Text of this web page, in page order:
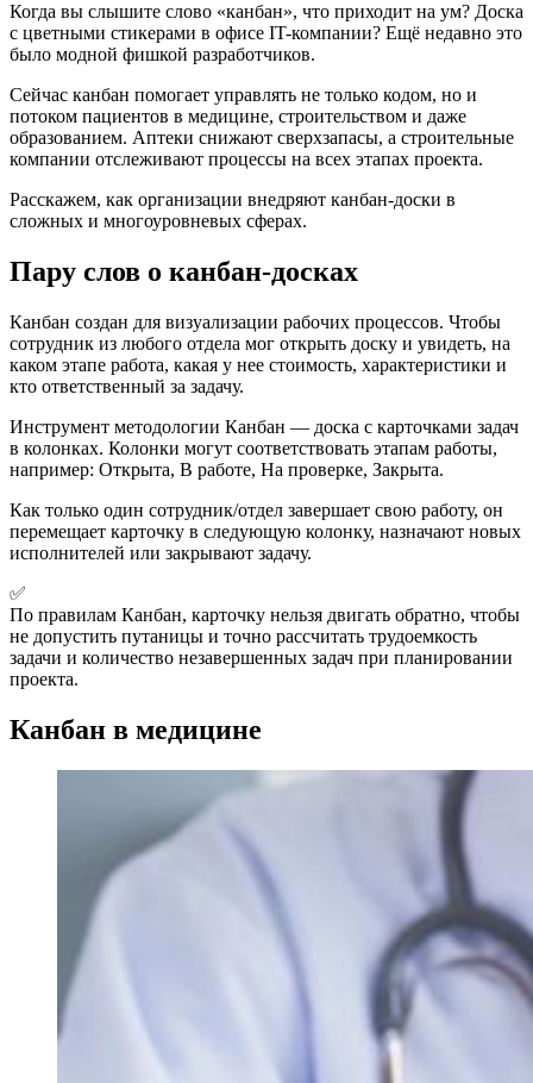
Когда вы слышите слово «канбан», что приходит на ум? Доска
с цветными стикерами в офисе IT-компании? Ещё недавно это
было модной фишкой разработчиков.
Сейчас канбан помогает управлять не только кодом, но и
потоком пациентов в медицине, строительством и даже
образованием. Аптеки снижают сверхзапасы, а строительные
компании отслеживают процессы на всех этапах проекта.
Расскажем, как организации внедряют канбан-доски в
сложных и многоуровневых сферах.
Пару слов о канбан-досках
Канбан создан для визуализации рабочих процессов. Чтобы
сотрудник из любого отдела мог открыть доску и увидеть, на
каком этапе работа, какая у нее стоимость, характеристики и
кто ответственный за задачу.
Инструмент методологии Канбан — доска с карточками задач
в колонках. Колонки могут соответствовать этапам работы,
например: Открыта, В работе, На проверке, Закрыта.
Как только один сотрудник/отдел завершает свою работу, он
перемещает карточку в следующую колонку, назначают новых
исполнителей или закрывают задачу.
✅
По правилам Канбан, карточку нельзя двигать обратно, чтобы
не допустить путаницы и точно рассчитать трудоемкость
задачи и количество незавершенных задач при планировании
проекта.
Канбан в медицине